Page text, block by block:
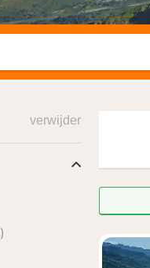
stad
verwijder